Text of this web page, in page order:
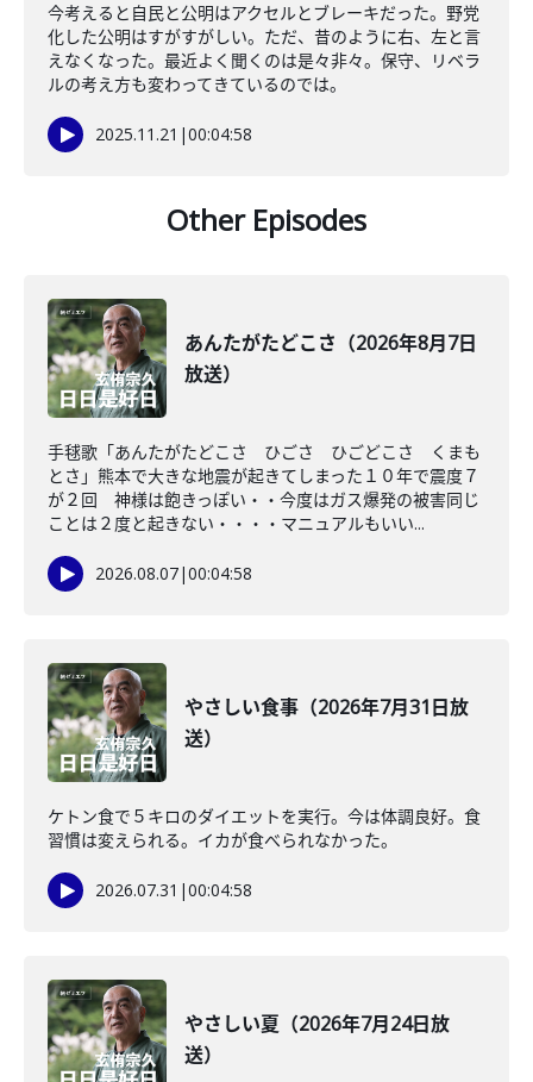
今考えると自民と公明はアクセルとブレーキだった。野党
化した公明はすがすがしい。ただ、昔のように右、左と言
えなくなった。最近よく聞くのは是々非々。保守、リベラ
ルの考え方も変わってきているのでは。
2025.11.21 |00:04:58
Other Episodes
あんたがたどこさ（2026年8月7日
放送）
手毬歌「あんたがたどこさ ひごさ ひごどこさ くまも
とさ」熊本で大きな地震が起きてしまった１０年で震度７
が２回 神様は飽きっぽい・・今度はガス爆発の被害同じ
ことは２度と起きない・・・・マニュアルもいい...
2026.08.07|00:04:58
やさしい食事（2026年7月31日放
送）
ケトン食で５キロのダイエットを実行。今は体調良好。食
習慣は変えられる。イカが食べられなかった。
2026.07.31 |00:04:58
やさしい夏（2026年7月24日放
送）